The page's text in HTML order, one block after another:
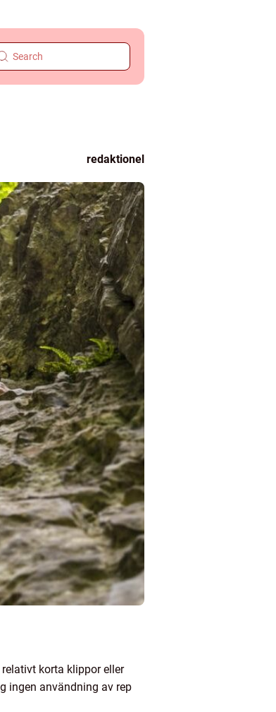
redaktionel
korta klippor eller
ingen användning av rep